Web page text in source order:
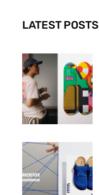
-
f
m
LATEST POSTS